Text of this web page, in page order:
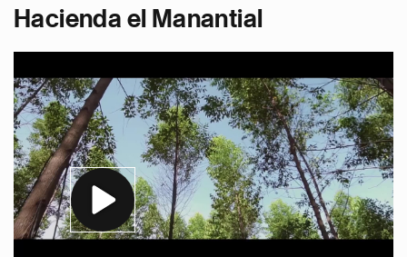
Hacienda el Manantial